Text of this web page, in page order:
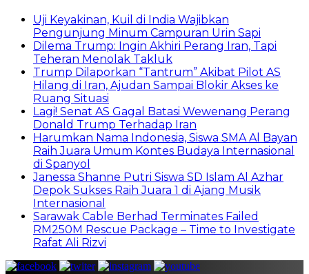
Uji Keyakinan, Kuil di India Wajibkan
Pengunjung Minum Campuran Urin Sapi
Dilema Trump: Ingin Akhiri Perang Iran, Tapi
Teheran Menolak Takluk
Trump Dilaporkan “Tantrum” Akibat Pilot AS
Hilang di Iran, Ajudan Sampai Blokir Akses ke
Ruang Situasi
Lagi! Senat AS Gagal Batasi Wewenang Perang
Donald Trump Terhadap Iran
Harumkan Nama Indonesia, Siswa SMA Al Bayan
Raih Juara Umum Kontes Budaya Internasional
di Spanyol
Janessa Shanne Putri Siswa SD Islam Al Azhar
Depok Sukses Raih Juara 1 di Ajang Musik
Internasional
Sarawak Cable Berhad Terminates Failed
RM250M Rescue Package – Time to Investigate
Rafat Ali Rizvi